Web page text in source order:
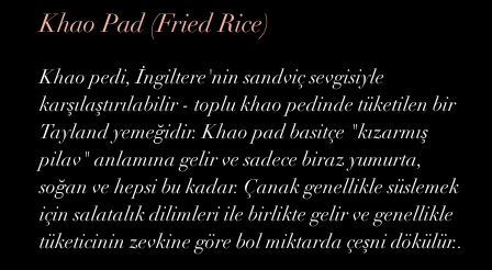
Khao Pad (Fried Rice)
Khao pedi, İngiltere'nin sandviç sevgisiyle
karşılaştırılabilir - toplu khao pedinde tüketilen bir
Tayland yemeğidir. Khao pad basitçe "kızarmış
pilav" anlamına gelir ve sadece biraz yumurta,
soğan ve hepsi bu kadar. Çanak genellikle süslemek
için salatalık dilimleri ile birlikte gelir ve genellikle
tüketicinin zevkine göre bol miktarda çeşni dökülür..